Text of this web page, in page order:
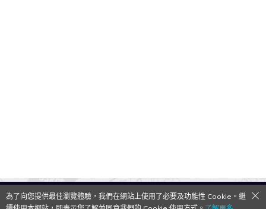
QooApp Limited © 2026
為了向您提供最佳瀏覽體驗，我們在網站上使用了必要及功能性 Cookie。繼